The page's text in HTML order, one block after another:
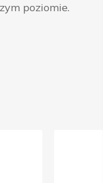
poziomie.